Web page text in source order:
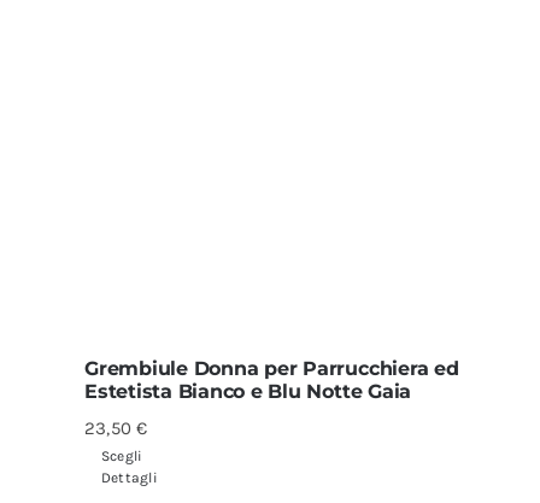
Grembiule Donna per Parrucchiera ed
Estetista Bianco e Blu Notte Gaia
23,50€
Scegli
Dettagli